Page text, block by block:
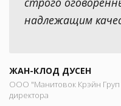
надлежащим
ЖАН-КЛОД ДУСЕН
ООО "Манитовок Крэйн Груп
директора